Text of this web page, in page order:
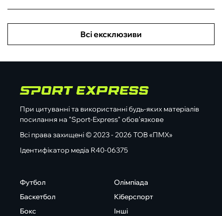
Всі ексклюзиви
При цитуванні та використанні будь-яких матеріалів
посилання на "Sport-Express" обов'язкове
Всі права захищені © 2023 - 2026 ТОВ «ПМХ»
Ідентифікатор медіа R40-06375
Футбол
Баскетбол
Бокс
Олімпіада
Кіберспорт
Інші